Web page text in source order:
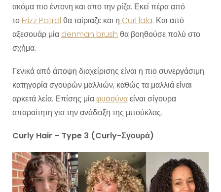
ακόμα πιο έντονη και απο την ρίζα. Εκεί πέρα από
τοFrizz Patrol θα ταίριαζε και η Curl lala. Και από
αξεσουάρ μία denman brush θα βοηθούσε πολύ στο
σχήμα.
Γενικά από άποψη διαχείρισης είναι η πιο συνεργάσιμη
κατηγορία σγουρών μαλλιών, καθώς τα μαλλιά είναι
αρκετά λεία. Επίσης μίαφυσούναείναι σίγουρα
απαραίτητη για την ανάδειξη της μπούκλας.
Curly Hair – Type 3 (Curly-Σγουρά)